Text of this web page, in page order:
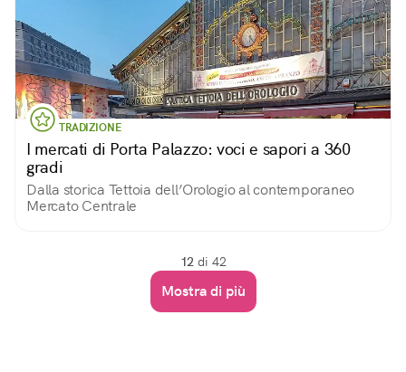
TRADIZIONE
I mercati di Porta Palazzo: voci e sapori a 360
gradi
Dalla storica Tettoia dell’Orologio al contemporaneo
Mercato Centrale
12 di 42
Mostra di più